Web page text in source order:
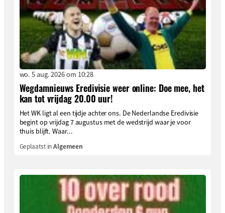
wo. 5 aug. 2026 om 10:28
Wegdamnieuws Eredivisie weer online: Doe mee, het
kan tot vrijdag 20.00 uur!
Het WK ligt al een tijdje achter ons. De Nederlandse Eredivisie
begint op vrijdag 7 augustus met de wedstrijd waar je voor
thuis blijft. Waar...
Geplaatst inAlgemeen